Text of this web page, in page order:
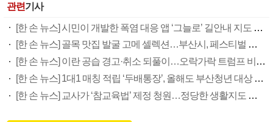
관련기사
[한 손 뉴스] 시민이 개발한 폭염 대응 앱 ‘그늘로’ 길안내 지도 등 인기
[한 손 뉴스] 골목 맛집 발굴 고메 셀렉션…부산시, 페스티벌 시월 연계
[한 손 뉴스] 이란 공습 경고·취소 되풀이…오락가락 트럼프 비꼰 ‘타코’
[한 손 뉴스] 1대1 매칭 적립 ‘두배통장’, 올해도 부산청년 대상 접수
[한 손 뉴스] 교사가 ‘참교육법’ 제정 청원…정당한 생활지도 권한 요구